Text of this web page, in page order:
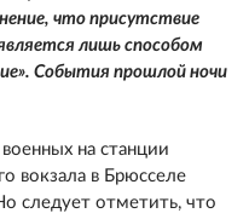
что присутствие
лишь способом
События прошлой ночи
на станции
вокзала в Брюсселе
следует отметить, что